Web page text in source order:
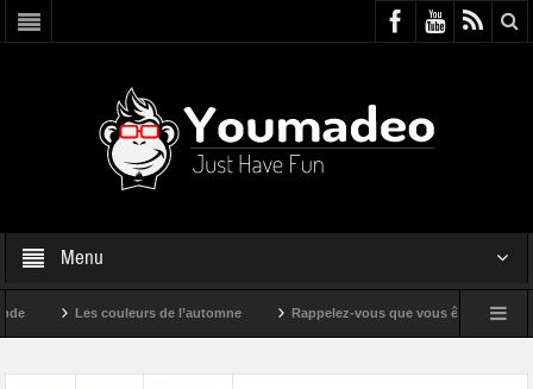
Menu
Les couleurs de l’automne Rappelez-vous que vous êtes super !